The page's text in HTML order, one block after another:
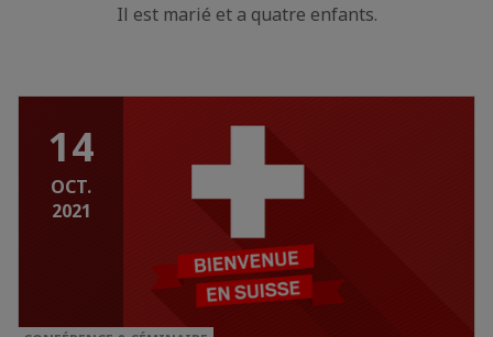
Il est marié et a quatre enfants.
14
OCT.
2021